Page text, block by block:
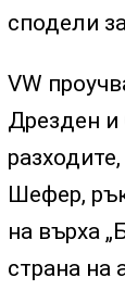
сподели
VW
Дрезден
Шефер,
на върха
страна на